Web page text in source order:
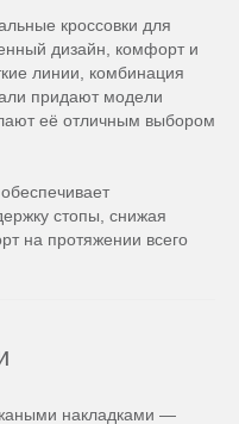
кроссовки для
дизайн, комфорт и
линии, комбинация
придают модели
её отличным выбором
обеспечивает
стопы, снижая
на протяжении всего
накладками —